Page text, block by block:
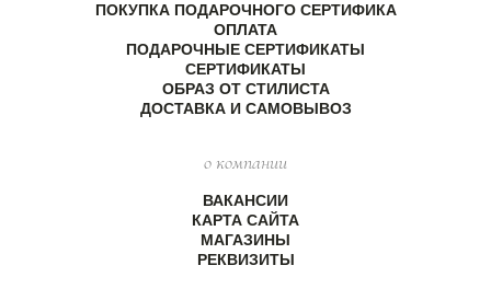
ПОКУПКА ПОДАРОЧНОГО СЕРТИФИКА
ОПЛАТА
ПОДАРОЧНЫЕ СЕРТИФИКАТЫ
СЕРТИФИКАТЫ
ОБРАЗ ОТ СТИЛИСТА
ДОСТАВКА И САМОВЫВОЗ
о компании
ВАКАНСИИ
КАРТА САЙТА
МАГАЗИНЫ
РЕКВИЗИТЫ